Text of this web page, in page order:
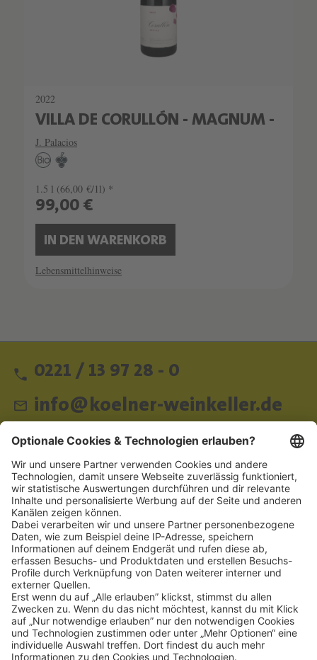
2022
VILLA DE CORULLÓN - MAGNUM -
J. Palacios
1.5 l (66,00 €/1l) *
99,00 €
IN DEN WARENKORB
Lebensmittelhinweise
0221 / 13 97 28 - 0
info@koelner-weinkeller.de
Schnellzugriff
ZAHLUNGSMETHODEN
SOCIAL
NEWSLETTER
BESUCHEN SIE UNS